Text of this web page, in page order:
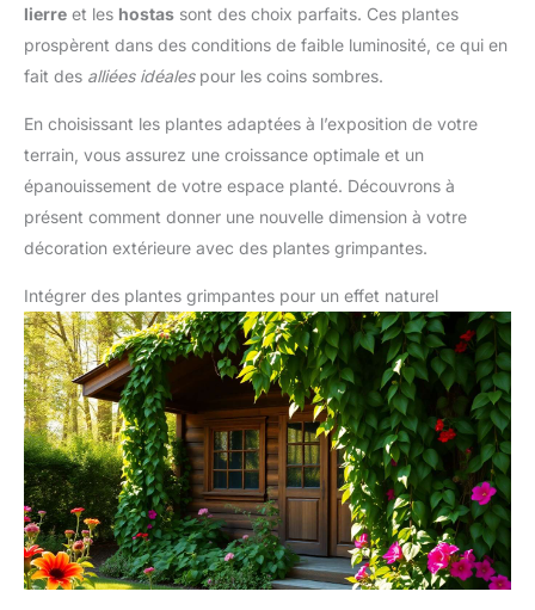
lierre et les hostas sont des choix parfaits. Ces plantes
prospèrent dans des conditions de faible luminosité, ce qui en
fait des alliées idéalespour les coins sombres.
En choisissant les plantes adaptées à l’exposition de votre
terrain, vous assurez une croissance optimale et un
épanouissement de votre espace planté. Découvrons à
présent comment donner une nouvelle dimension à votre
décoration extérieure avec des plantes grimpantes.
Intégrer des plantes grimpantes pour un effet naturel